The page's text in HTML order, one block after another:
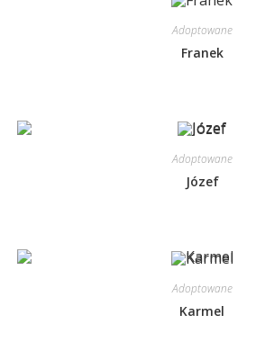
Adoptowane
Franek
Adoptowane
Józef
Adoptowane
Karmel